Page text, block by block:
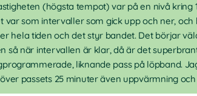
(högsta tempot) var på en nivå kring
var som intervaller som gick upp och ner,
hela tiden och det styr bandet. Det börjar
så när intervallen är klar, då är det
liknande pass på löpband.
passets 25 minuter även uppvärmning